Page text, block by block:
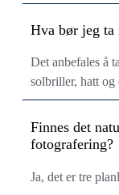
Hva bør jeg ta
Det anbefales å
solbriller, hatt og
Finnes det
fotografering?
Ja, det er tre